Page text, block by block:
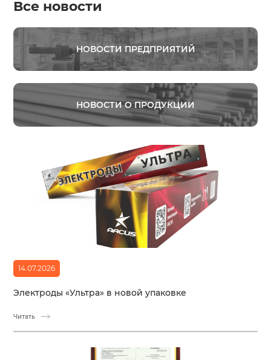
Все новости
НОВОСТИ ПРЕДПРИЯТИЙ
НОВОСТИ О ПРОДУКЦИИ
14.07.2026
Электроды «Ультра» в новой упаковке
Читать